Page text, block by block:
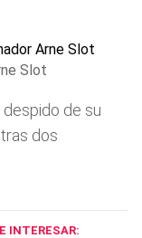
Slot
de su
dos
INTERESAR: